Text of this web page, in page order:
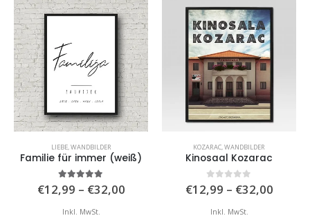
LIEBE, WANDBILDER
Familie für immer (weiß)
5.00 von 5
€12,99 – €32,00Preisspanne:
Inkl. MwSt.
KOZARAC WANDBILDER
Kinosaal Kozarac
0von 5
€12,99 – €32,00
Inkl. MwSt.